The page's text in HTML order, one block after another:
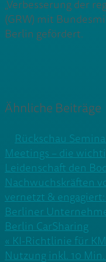
„Verbesserung der
(GRW) mit
Berlin gefördert.
Ähnliche Beiträge
Rückschau
Meetings – die
Leidenschaft den
Nachwuchskräften
vernetzt &
Berliner
Berlin CarSharing
« KI-Richtlinie für
Nutzung inkl. 10